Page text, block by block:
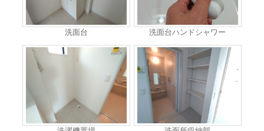
洗面台 洗面台ハンドシャワー